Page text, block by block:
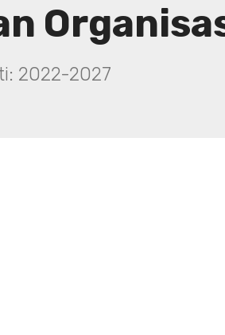
2022-2027